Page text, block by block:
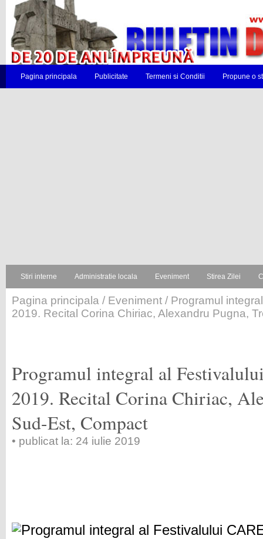
Pagina principala Publicitate Termeni si Conditii Propune o
Stiri interne Administratie locala Eveniment Stirea Zilei
Pagina principala / Eveniment / Programul
2019. Recital Corina Chiriac, Alexandru Pugna,
Programul integral al
2019. Recital Corina Chiriac,
Sud-Est, Compact
• publicat la: 24 iulie 2019